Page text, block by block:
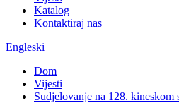
Katalog
Kontaktiraj nas
Engleski
Dom
Vijesti
Sudjelovanje na 128. kineskom